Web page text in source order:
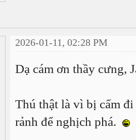
2026-01-11, 02:28 PM
Dạ cám ơn thầy
Thú thật là vì bị cấm
rảnh để nghịch phá.